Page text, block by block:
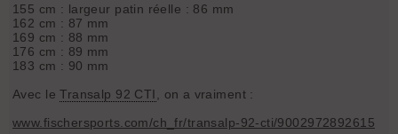
155 cm : largeur patin réelle : 86 mm
162 cm : 87 mm
169 cm : 88 mm
176 cm : 89 mm
183 cm : 90 mm
Avec leTransalp 92 CTI
, on a vraiment :
www.fischersports.com/ch_fr/transalp-92-cti/9002972892615